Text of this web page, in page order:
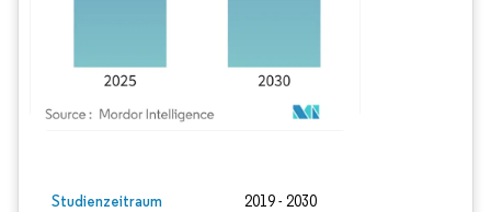
Studienzeitraum 2019 - 2030